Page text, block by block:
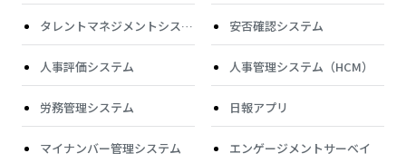
タレントマネジメントシステ
ム
安否確認システム
人事評価システム 人事管理システム（HCM）
労務管理システム 日報アプリ
マイナンバー管理システム エンゲージメントサーベイ